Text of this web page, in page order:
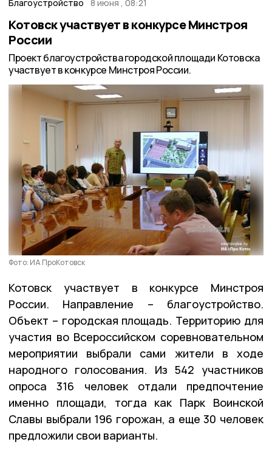
Благоустройство 8 июня , 08:21
Котовск участвует в конкурсе Минстроя
России
Проект благоустройства городской площади Котовска
участвует в конкурсе Минстроя России.
Фото: ИА ПроКотовск
Котовск участвует в конкурсе Минстроя
России. Направление – благоустройство.
Объект – городская площадь. Территорию для
участия во Всероссийском соревновательном
мероприятии выбрали сами жители в ходе
народного голосования. Из 542 участников
опроса 316 человек отдали предпочтение
именно площади, тогда как Парк Воинской
Славы выбрали 196 горожан, а еще 30 человек
предложили свои варианты.